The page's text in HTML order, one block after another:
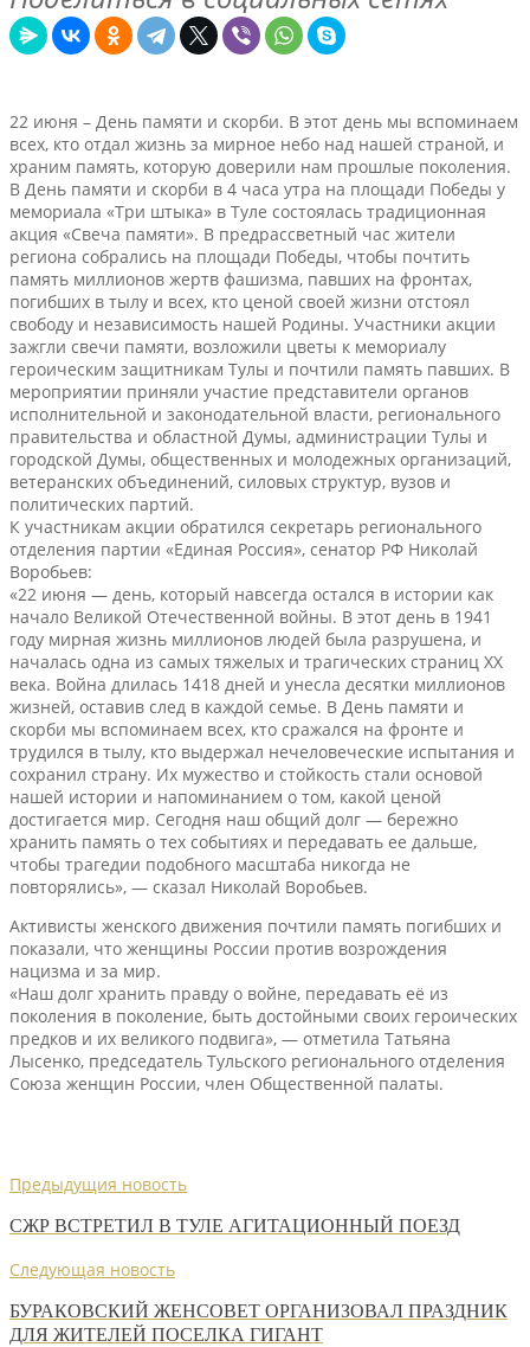
22 июня – День памяти и скорби. В этот день мы вспоминаем
всех, кто отдал жизнь за мирное небо над нашей страной, и
храним память, которую доверили нам прошлые поколения.
В День памяти и скорби в 4 часа утра на площади Победы у
мемориала «Три штыка» в Туле состоялась традиционная
акция «Свеча памяти». В предрассветный час жители
региона собрались на площади Победы, чтобы почтить
память миллионов жертв фашизма, павших на фронтах,
погибших в тылу и всех, кто ценой своей жизни отстоял
свободу и независимость нашей Родины. Участники акции
зажгли свечи памяти, возложили цветы к мемориалу
героическим защитникам Тулы и почтили память павших. В
мероприятии приняли участие представители органов
исполнительной и законодательной власти, регионального
правительства и областной Думы, администрации Тулы и
городской Думы, общественных и молодежных организаций,
ветеранских объединений, силовых структур, вузов и
политических партий.
К участникам акции обратился секретарь регионального
отделения партии «Единая Россия», сенатор РФ Николай
Воробьев:
«22 июня — день, который навсегда остался в истории как
начало Великой Отечественной войны. В этот день в 1941
году мирная жизнь миллионов людей была разрушена, и
началась одна из самых тяжелых и трагических страниц XX
века. Война длилась 1418 дней и унесла десятки миллионов
жизней, оставив след в каждой семье. В День памяти и
скорби мы вспоминаем всех, кто сражался на фронте и
трудился в тылу, кто выдержал нечеловеческие испытания и
сохранил страну. Их мужество и стойкость стали основой
нашей истории и напоминанием о том, какой ценой
достигается мир. Сегодня наш общий долг — бережно
хранить память о тех событиях и передавать ее дальше,
чтобы трагедии подобного масштаба никогда не
повторялись», — сказал Николай Воробьев.
Активисты женского движения почтили память погибших и
показали, что женщины России против возрождения
нацизма и за мир.
«Наш долг хранить правду о войне, передавать её из
поколения в поколение, быть достойными своих героических
предков и их великого подвига», — отметила Татьяна
Лысенко, председатель Тульского регионального отделения
Союза женщин России, член Общественной палаты.
Предыдущия новость
СЖР ВСТРЕТИЛ В ТУЛЕ АГИТАЦИОННЫЙ ПОЕЗД
Следующая новость
БУРАКОВСКИЙ ЖЕНСОВЕТ ОРГАНИЗОВАЛ ПРАЗДНИК
ДЛЯ ЖИТЕЛЕЙ ПОСЕЛКА ГИГАНТ